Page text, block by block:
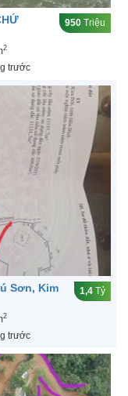
950 Triệu
2
trước
Sơn, Kim
1,4 Tỷ
2
trước